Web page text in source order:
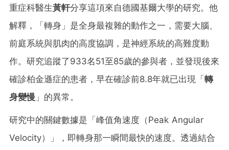
重症科醫生黃軒分享這項來自德國基爾大學的研究。他
解釋，「轉身」是全身最複雜的動作之一，需要大腦、
前庭系統與肌肉的高度協調，是神經系統的高難度動
作。研究追蹤了933名51至85歲的參與者，並發現後來
確診柏金遜症的患者，早在確診前8.8年就已出現「 轉
身變慢 」的異常。
研究中的關鍵數據是「峰值角速度（Peak Angular
Velocity）」，即轉身那一瞬間最快的速度。透過結合